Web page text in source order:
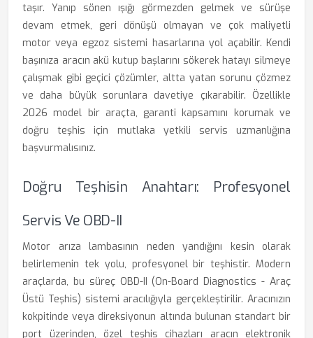
taşır. Yanıp sönen ışığı görmezden gelmek ve sürüşe
devam etmek, geri dönüşü olmayan ve çok maliyetli
motor veya egzoz sistemi hasarlarına yol açabilir. Kendi
başınıza aracın akü kutup başlarını sökerek hatayı silmeye
çalışmak gibi geçici çözümler, altta yatan sorunu çözmez
ve daha büyük sorunlara davetiye çıkarabilir. Özellikle
2026 model bir araçta, garanti kapsamını korumak ve
doğru teşhis için mutlaka yetkili servis uzmanlığına
başvurmalısınız.
Doğru Teşhisin Anahtarı: Profesyonel
Servis Ve OBD-II
Motor arıza lambasının neden yandığını kesin olarak
belirlemenin tek yolu, profesyonel bir teşhistir. Modern
araçlarda, bu süreç OBD-II (On-Board Diagnostics - Araç
Üstü Teşhis) sistemi aracılığıyla gerçekleştirilir. Aracınızın
kokpitinde veya direksiyonun altında bulunan standart bir
port üzerinden, özel teşhis cihazları aracın elektronik